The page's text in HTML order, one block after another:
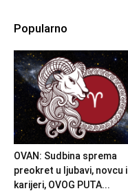
Popularno
OVAN: Sudbina sprema
preokret u ljubavi, novcu i
karijeri, OVOG PUTA...